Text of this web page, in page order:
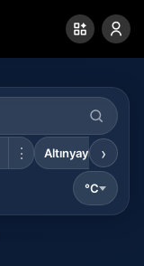
⋮ Altınyayla —°C
›
°C